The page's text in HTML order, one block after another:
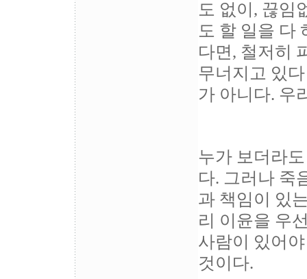
도 없이, 끊임
도 할 일을 다
다면, 철저히
무너지고 있
가 아니다. 우
누가 보더라
다. 그러나 죽
과 책임이 있
리 이윤을 우
사람이 있어
것이다.